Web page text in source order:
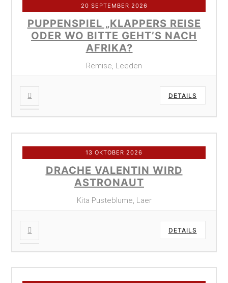
20 SEPTEMBER 2026
PUPPENSPIEL „KLAPPERS REISE
ODER WO BITTE GEHT’S NACH
AFRIKA?
Remise, Leeden
DETAILS
13 OKTOBER 2026
DRACHE VALENTIN WIRD
ASTRONAUT
Kita Pusteblume, Laer
DETAILS